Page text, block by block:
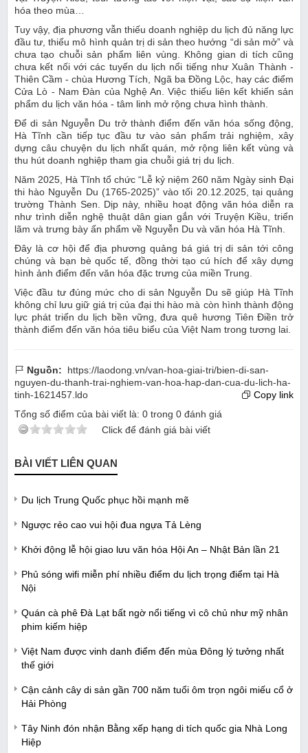
hóa theo mùa…
Tuy vậy, địa phương vẫn thiếu doanh nghiệp du lịch đủ năng lực
đầu tư, thiếu mô hình quản trị di sản theo hướng “di sản mở” và
chưa tạo chuỗi sản phẩm liên vùng. Không gian di tích cũng
chưa kết nối với các tuyến du lịch nổi tiếng như Xuân Thành -
Thiên Cầm - chùa Hương Tích, Ngã ba Đồng Lộc, hay các điểm
Cửa Lò - Nam Đàn của Nghệ An. Việc thiếu liên kết khiến sản
phẩm du lịch văn hóa - tâm linh mở rộng chưa hình thành.
Để di sản Nguyễn Du trở thành điểm đến văn hóa sống động,
Hà Tĩnh cần tiếp tục đầu tư vào sản phẩm trải nghiệm, xây
dựng câu chuyện du lịch nhất quán, mở rộng liên kết vùng và
thu hút doanh nghiệp tham gia chuỗi giá trị du lịch.
Năm 2025, Hà Tĩnh tổ chức “Lễ kỷ niệm 260 năm Ngày sinh Đại
thi hào Nguyễn Du (1765-2025)” vào tối 20.12.2025, tại quảng
trường Thành Sen. Dịp này, nhiều hoạt động văn hóa diễn ra
như trình diễn nghệ thuật dân gian gắn với Truyện Kiều, triển
lãm và trưng bày ấn phẩm về Nguyễn Du và văn hóa Hà Tĩnh.
Đây là cơ hội để địa phương quảng bá giá trị di sản tới công
chúng và bạn bè quốc tế, đồng thời tạo cú hích để xây dựng
hình ảnh điểm đến văn hóa đặc trưng của miền Trung.
Việc đầu tư đúng mức cho di sản Nguyễn Du sẽ giúp Hà Tĩnh
không chỉ lưu giữ giá trị của đại thi hào mà còn hình thành động
lực phát triển du lịch bền vững, đưa quê hương Tiên Điền trở
thành điểm đến văn hóa tiêu biểu của Việt Nam trong tương lai.
Nguồn:
https://laodong.vn/van-hoa-giai-tri/bien-di-san-
nguyen-du-thanh-trai-nghiem-van-hoa-hap-dan-cua-du-lich-ha-
tinh-1621457.ldo
Copy link
Tổng số điểm của bài viết là: 0 trong 0 đánh giá
Click để đánh giá bài viết
BÀI VIẾT LIÊN QUAN
Du lịch Trung Quốc phục hồi mạnh mẽ
Ngược rẻo cao vui hội đua ngựa Tả Lèng
Khởi động lễ hội giao lưu văn hóa Hội An – Nhật Bản lần 21
Phủ sóng wifi miễn phí nhiều điểm du lịch trọng điểm tại Hà
Nội
Quán cà phê Đà Lạt bất ngờ nổi tiếng vì cô chủ như mỹ nhân
phim kiếm hiệp
Việt Nam được vinh danh điểm đến mùa Đông lý tưởng nhất
thế giới
Cận cảnh cây di sản gần 700 năm tuổi ôm trọn ngôi miếu cổ ở
Hải Phòng
Tây Ninh đón nhận Bằng xếp hạng di tích quốc gia Nhà Long
Hiệp